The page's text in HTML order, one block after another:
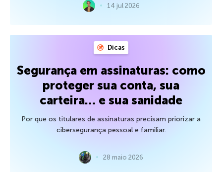
14 jul 2026
Dicas
Segurança em assinaturas: como
proteger sua conta, sua
carteira… e sua sanidade
Por que os titulares de assinaturas precisam priorizar a
cibersegurança pessoal e familiar.
28 maio 2026